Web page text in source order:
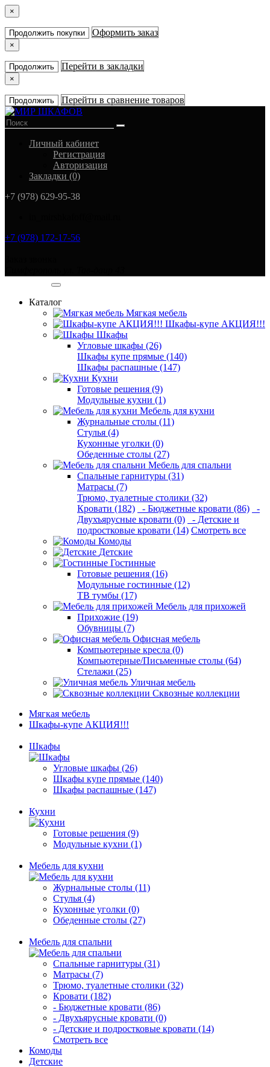
×
Продолжить покупки Оформить заказ
×
Продолжить Перейти в закладки
×
Продолжить Перейти в сравнение товаров
Личный кабинет
Регистрация
Авторизация
Закладки (0)
+7 (978) 629-95-38
+7 (978) 172-17-56
Каталог
Мягкая мебель
Шкафы-купе АКЦИЯ!!!
Шкафы
Угловые шкафы (26)
Шкафы купе прямые (140)
Шкафы распашные (147)
Кухни
Готовые решения (9)
Модульные кухни (1)
Мебель для кухни
Журнальные столы (11)
Стулья (4)
Кухонные уголки (0)
Обеденные столы (27)
Мебель для спальни
Спальные гарнитуры (31)
Матрасы (7)
Трюмо, туалетные столики (32)
Кровати (182)
- Бюджетные кровати (86)
-
Двухъярусные кровати (0)
- Детские и
подростковые кровати (14) Смотреть все
Комоды
Детские
Гостинные
Готовые решения (16)
Модульные гостинные (12)
ТВ тумбы (17)
Мебель для прихожей
Прихожие (19)
Обувницы (7)
Офисная мебель
Компьютерные кресла (0)
Компьютерные/Письменные столы (64)
Стелажи (25)
Уличная мебель
Сквозные коллекции
Мягкая мебель
Шкафы-купе АКЦИЯ!!!
Шкафы
Угловые шкафы (26)
Шкафы купе прямые (140)
Шкафы распашные (147)
Кухни
Готовые решения (9)
Модульные кухни (1)
Мебель для кухни
Журнальные столы (11)
Стулья (4)
Кухонные уголки (0)
Обеденные столы (27)
Мебель для спальни
Спальные гарнитуры (31)
Матрасы (7)
Трюмо, туалетные столики (32)
Кровати (182)
- Бюджетные кровати (86)
- Двухъярусные кровати (0)
- Детские и подростковые кровати (14)
Смотреть все
Комоды
Детские